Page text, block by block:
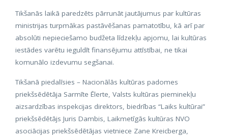
Tikšanās laikā paredzēts pārrunāt jautājumus par kultūras
ministrijas turpmākas pastāvēšanas pamatotību, kā arī par
absolūti nepieciešamo budžeta līdzekļu apjomu, lai kultūras
iestādes varētu ieguldīt finansējumu attīstībai, ne tikai
komunālo izdevumu segšanai.
Tikšanā piedalīsies – Nacionālās kultūras padomes
priekšsēdētāja Sarmīte Ēlerte, Valsts kultūras pieminekļu
aizsardzības inspekcijas direktors, biedrības “Laiks kultūrai”
priekšsēdētājs Juris Dambis, Laikmetīgās kultūras NVO
asociācijas priekšsēdētājas vietniece Zane Kreicberga,